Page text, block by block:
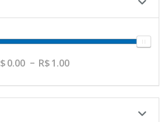
0.00 1.00